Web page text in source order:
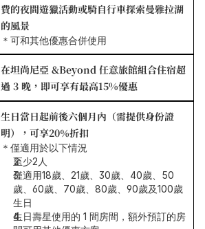
費的夜間遊獵活動或騎自行車探索曼雅拉湖
的風景
＊可和其他優惠合併使用
在坦尚尼亞 &Beyond 任意旅館組合住宿超
過 3 晚，即可享有最高15%優惠
生日當日起前後六個月內（需提供身份證
明），可享20％折扣
＊僅適用於以下情況
至少2人
僅適用18歲、21歲、30歲、40歲、50
歲、60歲、70歲、80歲、90歲及100歲
生日
生日壽星使用的 1 間房間，額外預訂的房